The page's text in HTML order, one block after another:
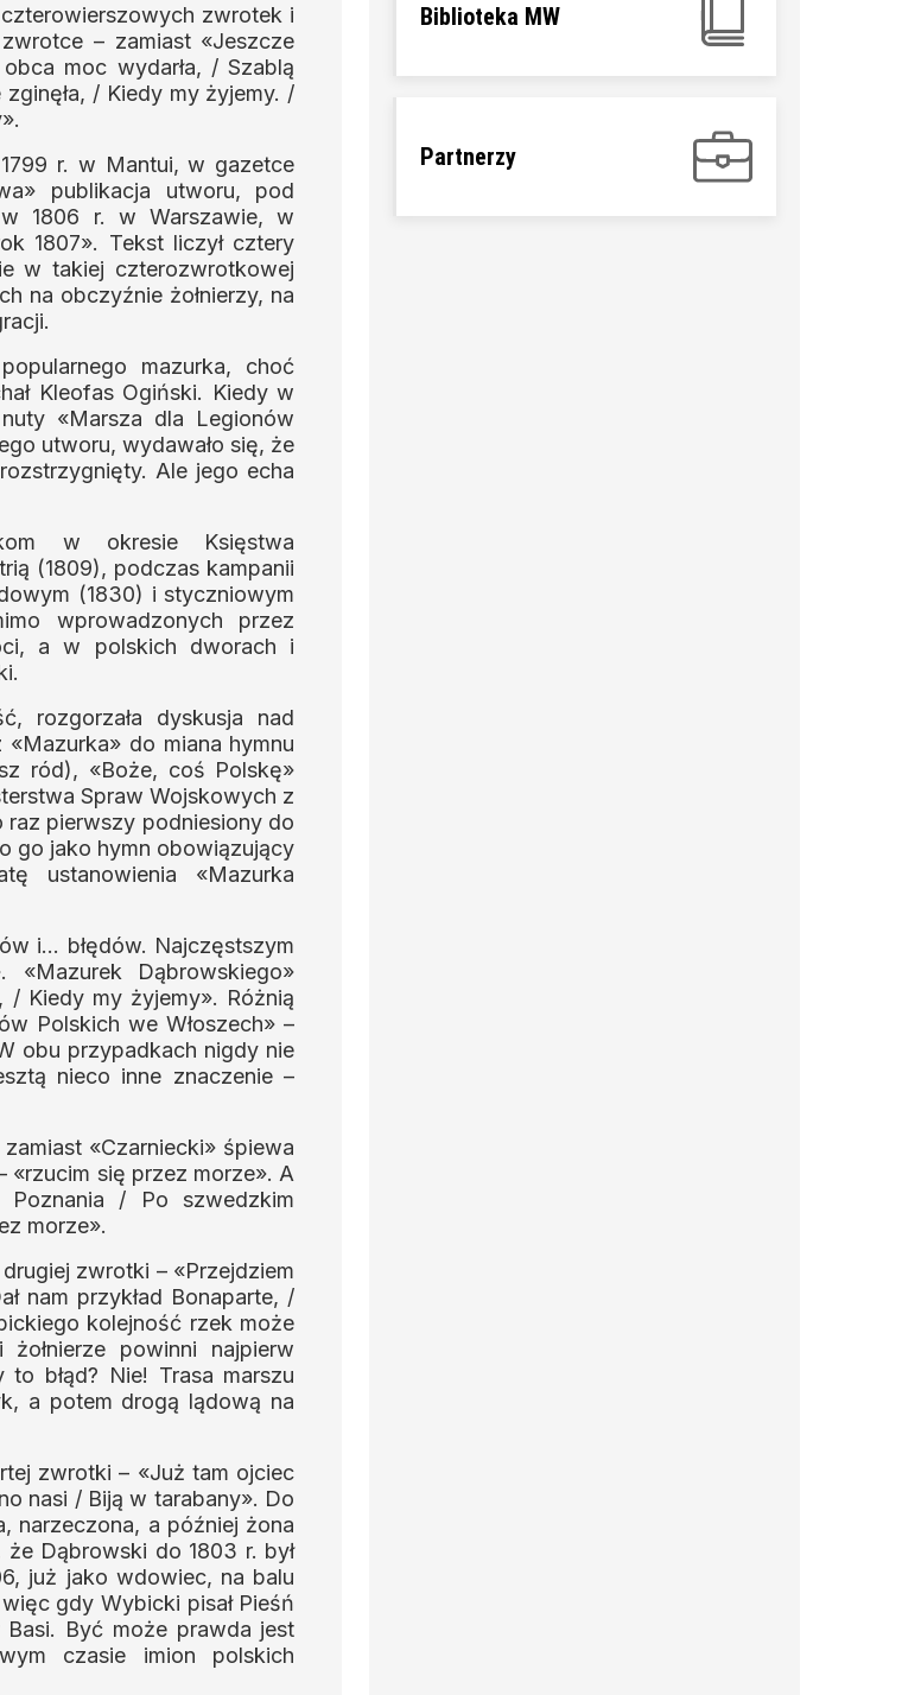
zwrotek i
– zamiast «Jeszcze
moc wydarła, / Szablą
/ Kiedy my żyjemy. /
r. w Mantui, w gazetce
publikacja utworu, pod
w 1806 r. w Warszawie, w
1807». Tekst liczył cztery
w takiej czterozwrotkowej
na obczyźnie żołnierzy, na
mazurka, choć
Kleofas Ogiński. Kiedy w
«Marsza dla Legionów
utworu, wydawało się, że
Ale jego echa
w okresie Księstwa
(1809), podczas kampanii
(1830) i styczniowym
wprowadzonych przez
a w polskich dworach i
rozgorzała dyskusja nad
do miana hymnu
ród), «Boże, coś Polskę»
Spraw Wojskowych z
raz pierwszy podniesiony do
go jako hymn obowiązujący
«Mazurka
i… błędów. Najczęstszym
«Mazurek Dąbrowskiego»
/ Kiedy my żyjemy». Różnią
Polskich we Włoszech» –
obu przypadkach nigdy nie
nieco inne znaczenie –
«Czarniecki» śpiewa
«rzucim się przez morze». A
/ Po szwedzkim
morze».
zwrotki – «Przejdziem
nam przykład Bonaparte, /
kolejność rzek może
powinni najpierw
błąd? Nie! Trasa marszu
a potem drogą lądową na
zwrotki – «Już tam ojciec
nasi / Biją w tarabany». Do
narzeczona, a później żona
że Dąbrowski do 1803 r. był
już jako wdowiec, na balu
gdy Wybicki pisał Pieśń
Basi. Być może prawda jest
czasie imion polskich
Biblioteka MW
Partnerzy